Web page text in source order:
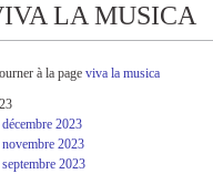
LA MUSICA
à la page viva la musica
décembre 2023
novembre 2023
septembre 2023